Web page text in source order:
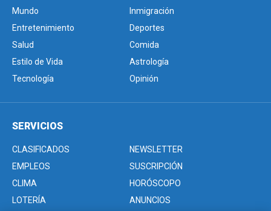
Mundo
Inmigración
Entretenimiento
Deportes
Salud
Comida
Estilo de Vida
Astrología
Tecnología
Opinión
SERVICIOS
CLASIFICADOS
NEWSLETTER
EMPLEOS
SUSCRIPCIÓN
CLIMA
HORÓSCOPO
LOTERÍA
ANUNCIOS